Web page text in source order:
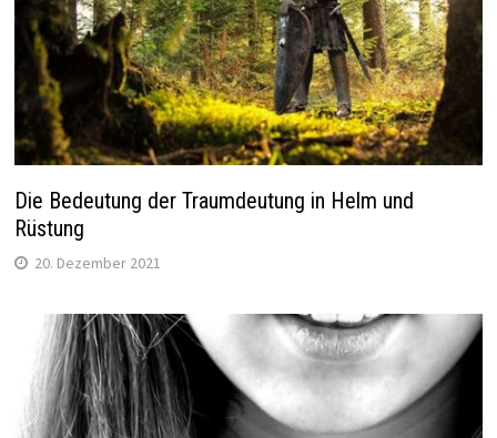
Die Bedeutung der Traumdeutung in Helm und
Rüstung
20. Dezember 2021